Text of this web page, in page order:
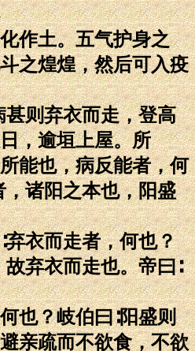
作土。五气护身之
之煌煌，然后可入疫
甚则弃衣而走，登高
，逾垣上屋。所
能也，病反能者，何
，诸阳之本也，阳盛
弃衣而走者，何也？
弃衣而走也。帝曰∶
也？岐伯曰∶阳盛则
亲疏而不欲食，不欲